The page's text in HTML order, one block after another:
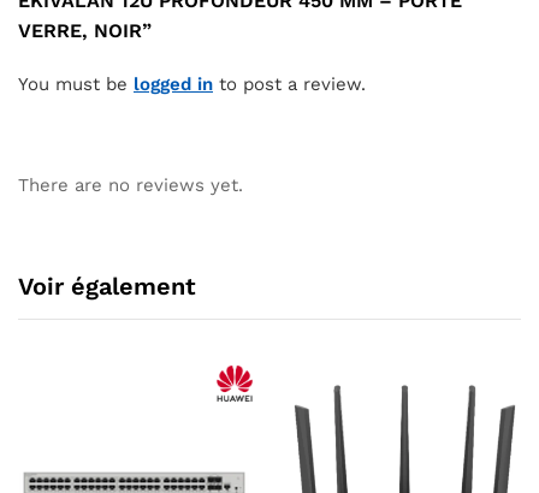
VERRE, NOIR”
You must be logged in to post a review.
There are no reviews yet.
Voir également